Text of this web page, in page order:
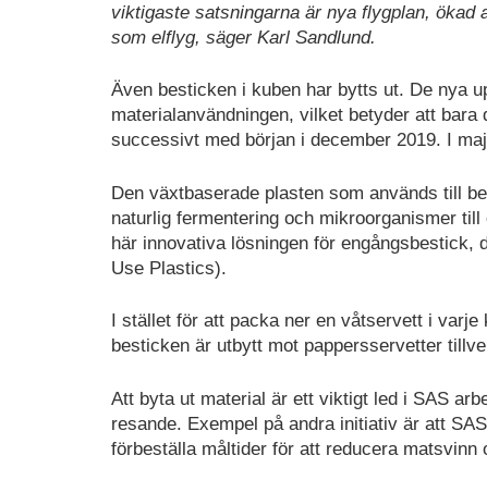
viktigaste satsningarna är nya flygplan,
som elflyg, säger Karl Sandlund.
Även besticken i kuben har bytts ut. De nya
materialanvändningen, vilket betyder att
successivt med början i december 2019. I
Den växtbaserade plasten som används till
naturlig fermentering och mikroorganismer
här innovativa lösningen för engångsbestick,
Use Plastics).
I stället för att packa ner en våtservett i varje
besticken är utbytt mot pappersservetter
Att byta ut material är ett viktigt led i SAS
resande. Exempel på andra initiativ är att
förbeställa måltider för att reducera matsvinn